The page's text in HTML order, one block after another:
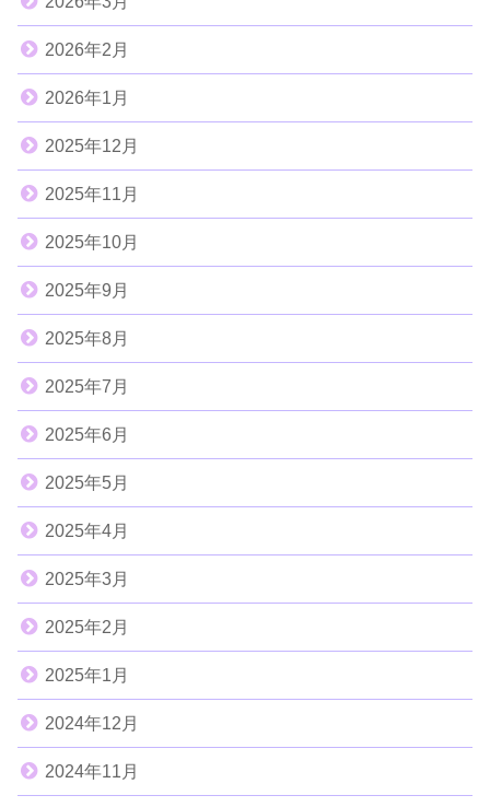
2026年2月
2026年1月
2025年12月
2025年11月
2025年10月
2025年9月
2025年8月
2025年7月
2025年6月
2025年5月
2025年4月
2025年3月
2025年2月
2025年1月
2024年12月
2024年11月